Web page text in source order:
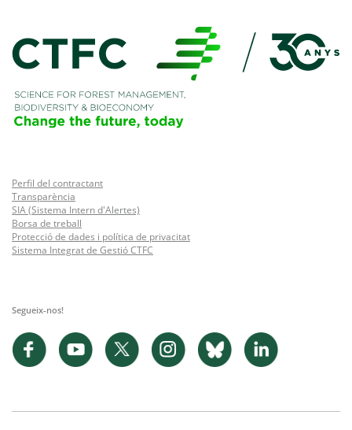
Perfil del contractant
Transparència
SIA (Sistema Intern d'Alertes)
Borsa de treball
Protecció de dades i política de privacitat
Sistema Integrat de Gestió CTFC
Segueix-nos!